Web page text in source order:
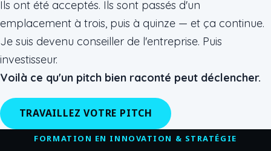
Ils ont été acceptés. Ils sont passés d'un
emplacement à trois, puis à quinze — et ça continue.
Je suis devenu conseiller de l'entreprise. Puis
investisseur.
Voilà ce qu'un pitch bien raconté peut déclencher.
TRAVAILLEZ VOTRE PITCH
FORMATION EN INNOVATION & STRATÉGIE